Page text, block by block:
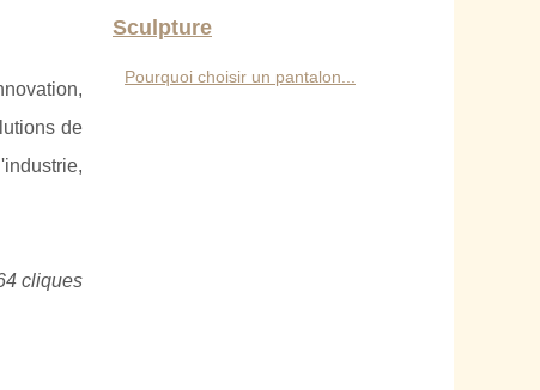
de
cliques
Sculpture
Pourquoi choisir un pantalon...